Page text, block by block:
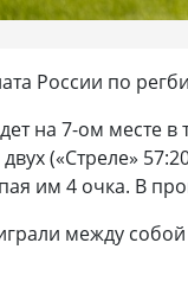
России по
на 7-ом месте
(«Стреле»
им 4 очка. В
между